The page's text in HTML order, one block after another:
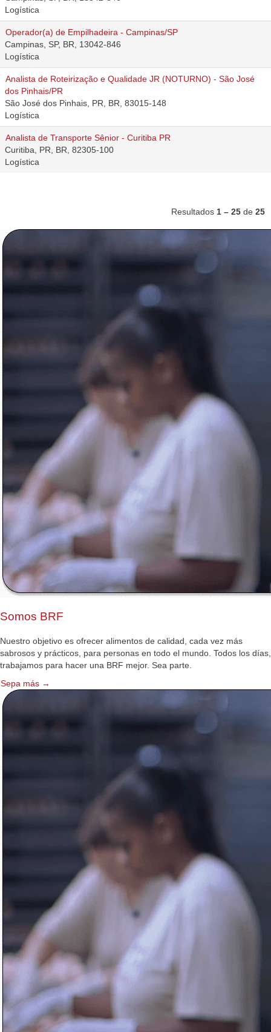
Logística
Operador(a) de Empilhadeira - Campinas/SP
Campinas, SP, BR, 13042-846
Logística
Analista de Roteirização e Qualidade JR (NOTURNO) - São José
dos Pinhais/PR
São José dos Pinhais, PR, BR, 83015-148
Logística
Analista de Transporte Sênior - Curitiba PR
Curitiba, PR, BR, 82305-100
Logística
Resultados 1 – 25 de 25
Somos BRF
Nuestro objetivo es ofrecer alimentos de calidad, cada vez más
sabrosos y prácticos, para personas en todo el mundo. Todos los días,
trabajamos para hacer una BRF mejor. Sea parte.
Sepa más →